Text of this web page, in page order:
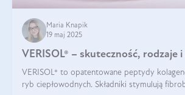
Maria Knapik
19 maj 2025
VERISOL® – skuteczność, rodzaje
VERISOL® to opatentowane peptydy
ryb ciepłowodnych. Składniki stymulują fibroblasty do